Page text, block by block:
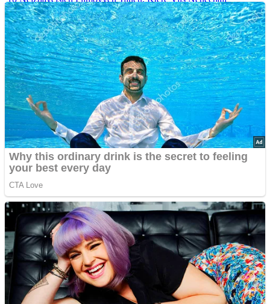
Chladnými
Nejvtipnější svatební tance
Senioři zpozorněte. Kdo bere léky, měl by se vyhnout těmto
nápojům
Advertisements